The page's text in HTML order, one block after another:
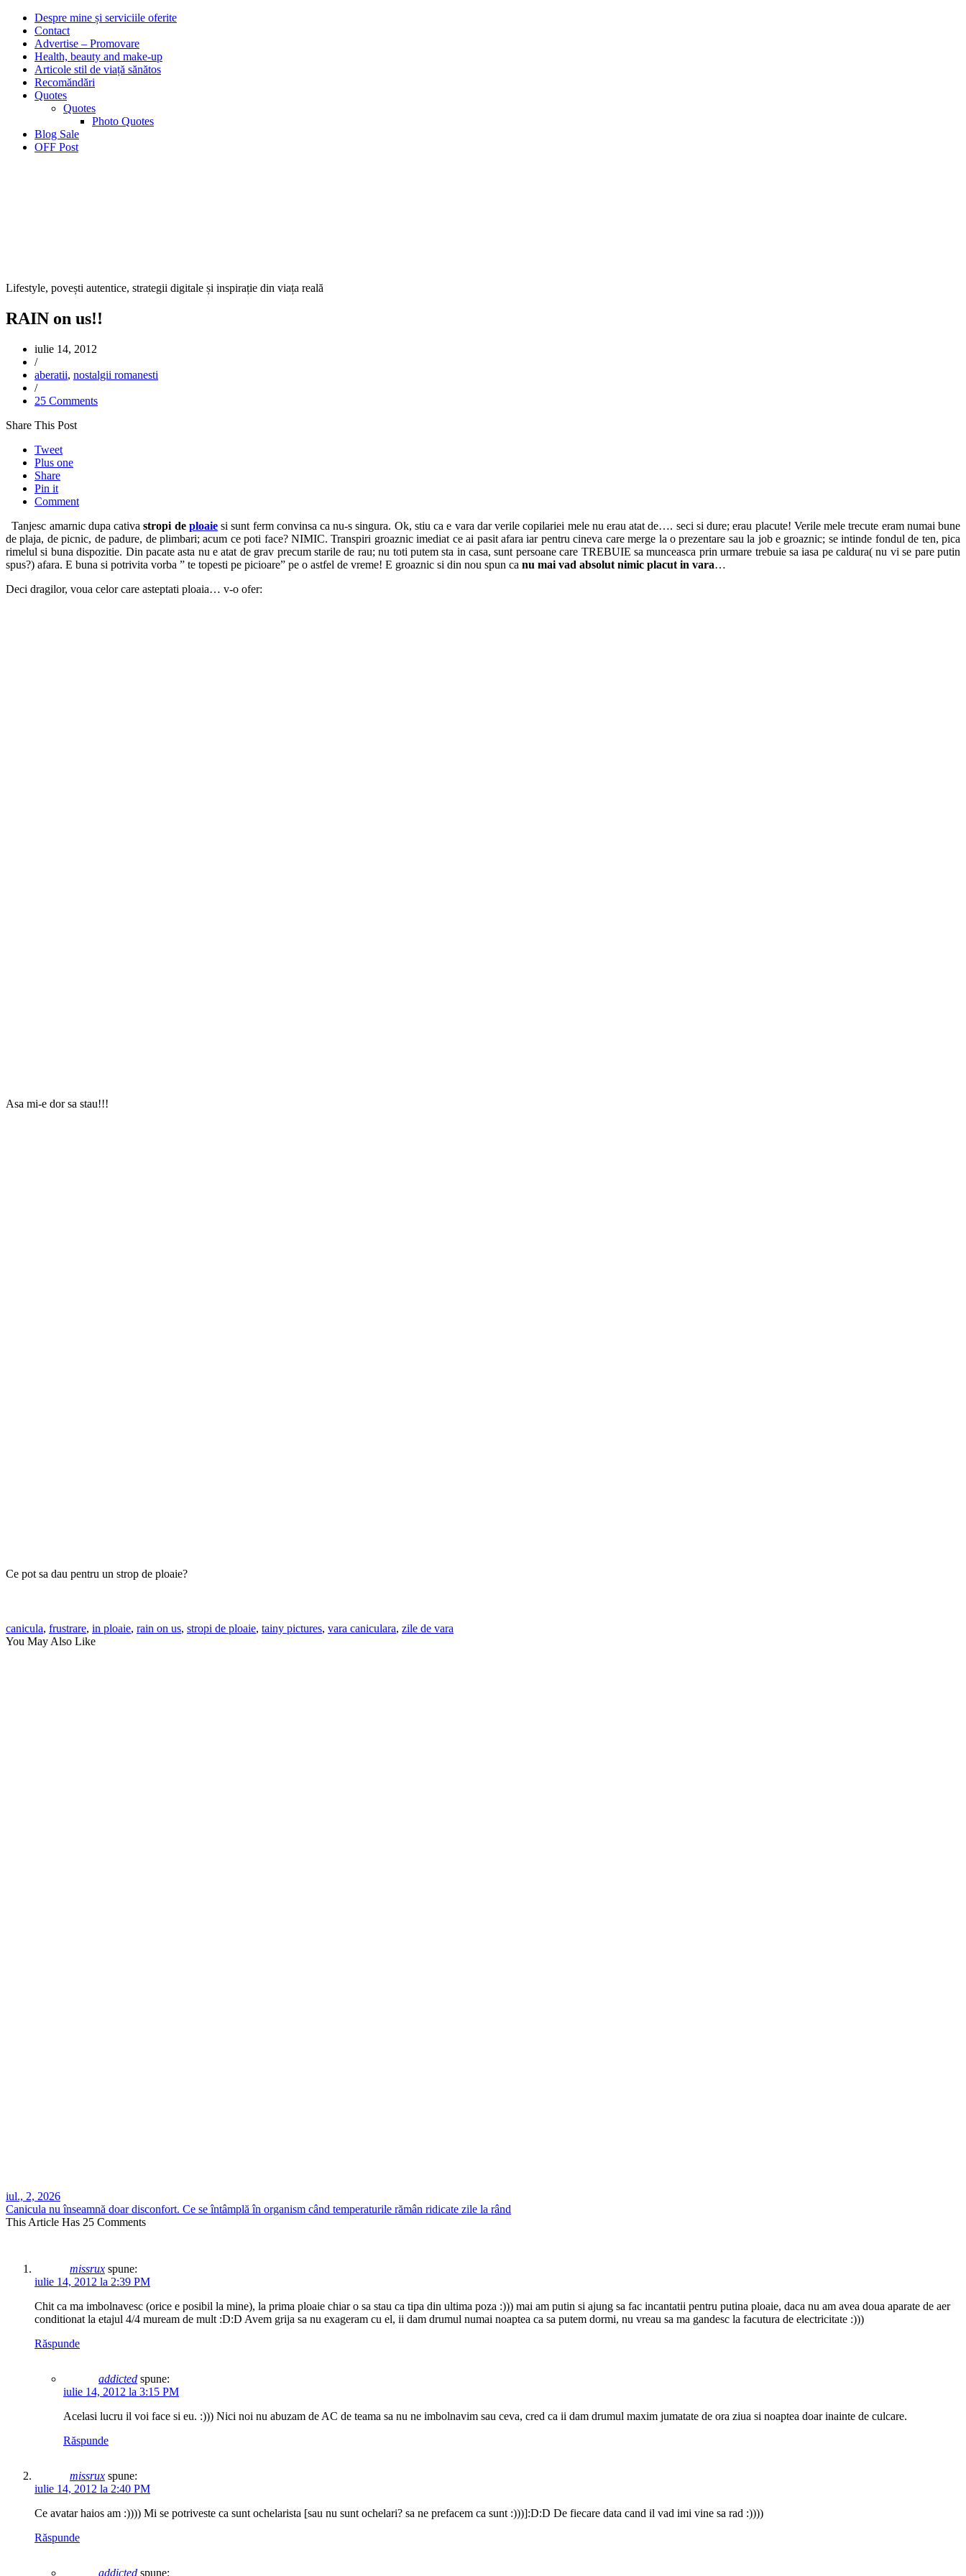
Despre mine și serviciile oferite
Contact
Advertise – Promovare
Health, beauty and make-up
Articole stil de viață sănătos
Recomăndări
Quotes
Quotes
Photo Quotes
Blog Sale
OFF Post
Lifestyle, povești autentice, strategii digitale și inspirație din viața reală
RAIN on us!!
iulie 14, 2012
/
aberatii, nostalgii romanesti
/
25 Comments
Share This Post
Tweet
Plus one
Share
Pin it
Comment
Tanjesc amarnic dupa cativastropi de ploaiesi sunt ferm convinsa ca nu-s singura. Ok, stiu ca e vara dar verile copilariei mele nu erau atat de…. seci si dure; erau placute! Verile mele trecute eram numai bune
de plaja, de picnic, de padure, de plimbari; acum ce poti face? NIMIC. Transpiri groaznic imediat ce ai pasit afara iar pentru cineva care merge la o prezentare sau la job e groaznic; se intinde fondul de ten, pica
rimelul si buna dispozitie. Din pacate asta nu e atat de grav precum starile de rau; nu toti putem sta in casa, sunt persoane care TREBUIE sa munceasca prin urmare trebuie sa iasa pe caldura( nu vi se pare putin
spus?) afara. E buna si potrivita vorba ” te topesti pe picioare” pe o astfel de vreme! E groaznic si din nou spun ca nu mai vad absolut nimic placut in vara…
Deci dragilor, voua celor care asteptati ploaia… v-o ofer:
Asa mi-e dor sa stau!!!
Ce pot sa dau pentru un strop de ploaie?
canicula, frustrare, in ploaie, rain on us, stropi de ploaie, tainy pictures, vara caniculara, zile de vara
You May Also Like
iul., 2, 2026
Canicula nu înseamnă doar disconfort. Ce se întâmplă în organism când temperaturile rămân ridicate zile la rând
This Article Has 25 Comments
missrux spune:
iulie 14, 2012 la 2:39 PM
Chit ca ma imbolnavesc (orice e posibil la mine), la prima ploaie chiar o sa stau ca tipa din ultima poza :))) mai am putin si ajung sa fac incantatii pentru putina ploaie, daca nu am avea doua aparate de aer
conditionat la etajul 4/4 muream de mult :D:D Avem grija sa nu exageram cu el, ii dam drumul numai noaptea ca sa putem dormi, nu vreau sa ma gandesc la facutura de electricitate :)))
Răspunde
addicted spune:
iulie 14, 2012 la 3:15 PM
Acelasi lucru il voi face si eu. :))) Nici noi nu abuzam de AC de teama sa nu ne imbolnavim sau ceva, cred ca ii dam drumul maxim jumatate de ora ziua si noaptea doar inainte de culcare.
Răspunde
missrux spune:
iulie 14, 2012 la 2:40 PM
Ce avatar haios am :)))) Mi se potriveste ca sunt ochelarista [sau nu sunt ochelari? sa ne prefacem ca sunt :)))]:D:D De fiecare data cand il vad imi vine sa rad :))))
Răspunde
addicted spune: